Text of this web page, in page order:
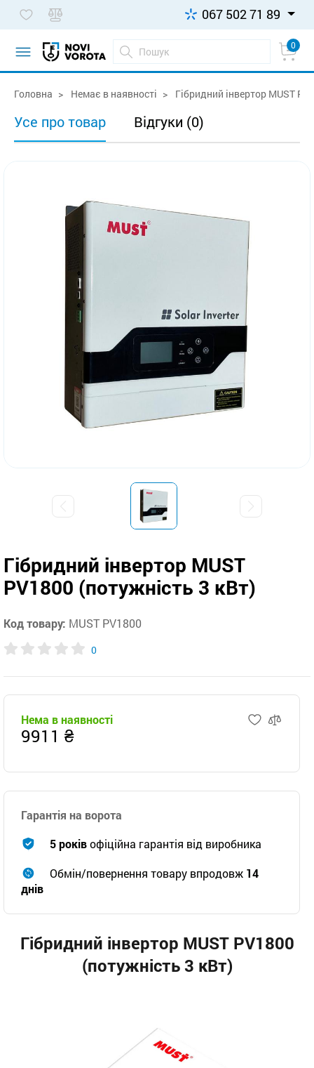
067 502 71 89
0
Головна Немає в наявності Гібридний інвертор MUST
Усе про товар Відгуки (0)
Гібридний інвертор MUST
PV1800 (потужність 3 кВт)
Код товару: MUST PV1800
0
Нема в наявності
9911 ₴
Гарантія на ворота
5 роківофіційна гарантія від виробника
Обмін/повернення товару впродовж 14
днів
Гібридний інвертор MUST PV1800
(потужність 3 кВт)